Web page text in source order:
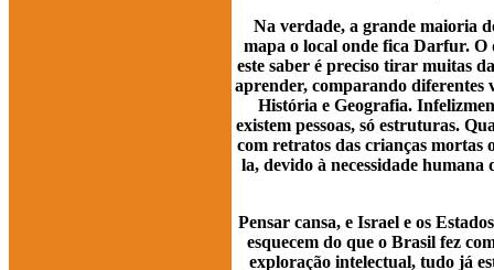
Na verdade, a grande maioria
mapa o local onde fica Darfur. O
este saber é preciso tirar muitas
aprender, comparando diferentes
História e Geografia.
existem pessoas, só estruturas.
com retratos das crianças mortas
la, devido à necessidade
Pensar cansa, e Israel e os
esquecem do que o Brasil fez
exploração intelectual, tudo já